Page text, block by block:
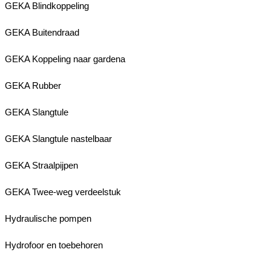
GEKA Blindkoppeling
GEKA Buitendraad
GEKA Koppeling naar gardena
GEKA Rubber
GEKA Slangtule
GEKA Slangtule nastelbaar
GEKA Straalpijpen
GEKA Twee-weg verdeelstuk
Hydraulische pompen
Hydrofoor en toebehoren